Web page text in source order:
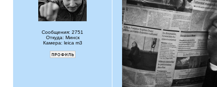
Сообщения: 2751
Откуда: Минск
Камера: leica m3